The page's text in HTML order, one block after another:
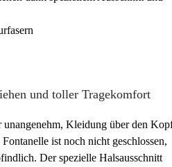
und toller Tragekomfort
unangenehm, Kleidung über den
ist noch nicht geschlossen,
Der spezielle Halsausschnitt